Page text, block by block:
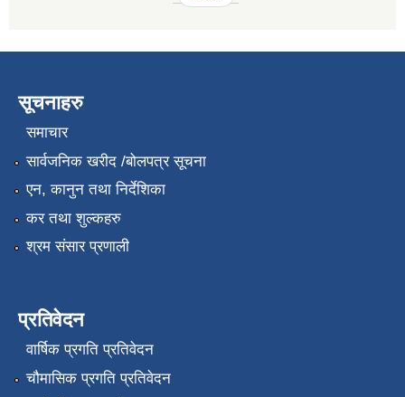
सूचनाहरु
समाचार
सार्वजनिक खरीद /बोलपत्र सूचना
एन, कानुन तथा निर्देशिका
कर तथा शुल्कहरु
श्रम संसार प्रणाली
प्रतिवेदन
वार्षिक प्रगति प्रतिवेदन
चौमासिक प्रगति प्रतिवेदन